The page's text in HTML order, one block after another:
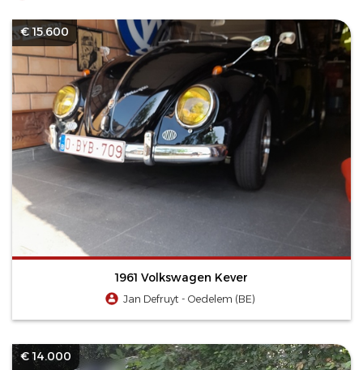
€ 15.600
1961 Volkswagen Kever
Jan Defruyt - Oedelem (BE)
€ 14.000